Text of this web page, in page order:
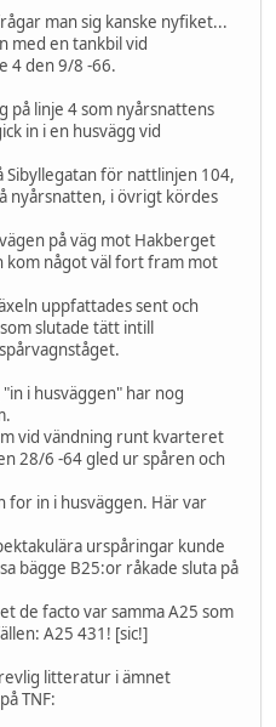
man sig kanske nyfiket...
med en tankbil vid
4 den 9/8 -66.
på linje 4 som nyårsnattens
in i en husvägg vid
Sibyllegatan för nattlinjen 104,
nyårsnatten, i övrigt kördes
på väg mot Hakberget
kom något väl fort fram mot
uppfattades sent och
slutade tätt intill
i husväggen" har nog
vid vändning runt kvarteret
28/6 -64 gled ur spåren och
for in i husväggen. Här var
urspåringar kunde
bägge B25:or råkade sluta på
de facto var samma A25 som
A25 431! [sic!]
litteratur i ämnet
TNF: